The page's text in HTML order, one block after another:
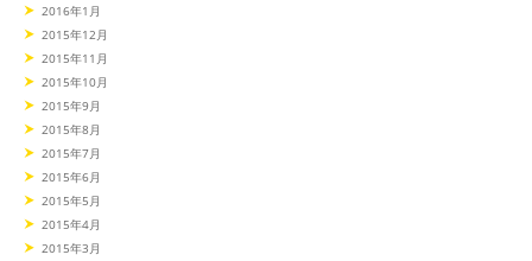
2016年1月
2015年12月
2015年11月
2015年10月
2015年9月
2015年8月
2015年7月
2015年6月
2015年5月
2015年4月
2015年3月